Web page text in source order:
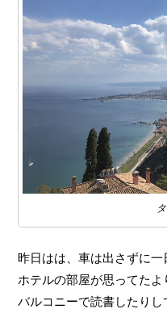
昨日はは、車は出さずに一
ホテルの部屋が思ってたよ
バルコニーで読書したりし